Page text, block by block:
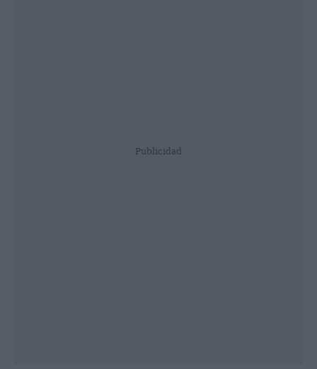
Publicidad